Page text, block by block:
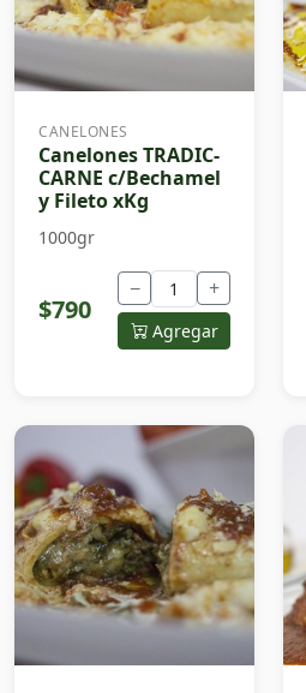
CANELONES
Canelones TRADIC-
CARNE c/Bechamel
y Fileto xKg
1000gr
$790
− +
Agregar